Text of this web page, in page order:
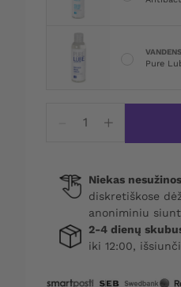
Pure
kiekis:
Cock
Niekas nesužinos
diskretiškose
anoniminiu
2-4 dienų
iki 12:00,